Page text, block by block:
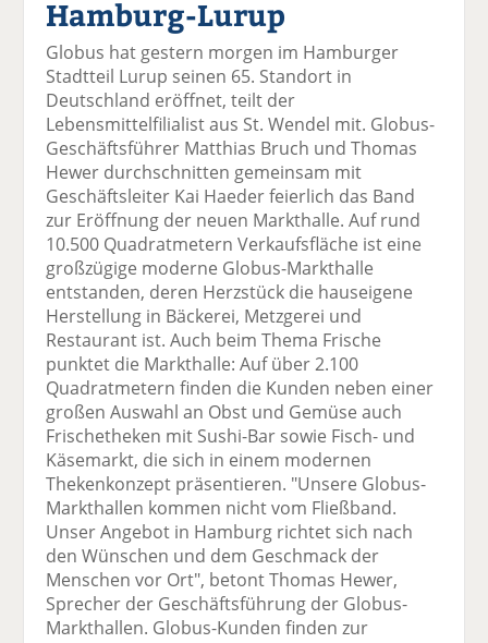
uf
F
e
b
o
o
k
te
il
e
n
wi
n
uf
k
e
n
te
il
n
er
ai
l
er
se
n
e
n
Hamburg-Lurup
Globus hat gestern morgen im Hamburger
Stadtteil Lurup seinen 65. Standort in
Deutschland eröffnet, teilt der
Lebensmittelfilialist aus St. Wendel mit. Globus-
Geschäftsführer Matthias Bruch und Thomas
Hewer durchschnitten gemeinsam mit
Geschäftsleiter Kai Haeder feierlich das Band
zur Eröffnung der neuen Markthalle. Auf rund
10.500 Quadratmetern Verkaufsfläche ist eine
großzügige moderne Globus-Markthalle
entstanden, deren Herzstück die hauseigene
Herstellung in Bäckerei, Metzgerei und
Restaurant ist. Auch beim Thema Frische
punktet die Markthalle: Auf über 2.100
Quadratmetern finden die Kunden neben einer
großen Auswahl an Obst und Gemüse auch
Frischetheken mit Sushi-Bar sowie Fisch- und
Käsemarkt, die sich in einem modernen
Thekenkonzept präsentieren. "Unsere Globus-
Markthallen kommen nicht vom Fließband.
Unser Angebot in Hamburg richtet sich nach
den Wünschen und dem Geschmack der
Menschen vor Ort", betont Thomas Hewer,
Sprecher der Geschäftsführung der Globus-
Markthallen. Globus-Kunden finden zur